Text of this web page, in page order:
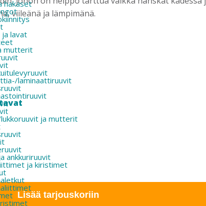
hakaset
lavat
mutterit
laminaattiruuvit
ja mutterit
ankkuriruuvit
ja kiristimet
viileänä ja lämpimänä.
Lisää tarjouskoriin